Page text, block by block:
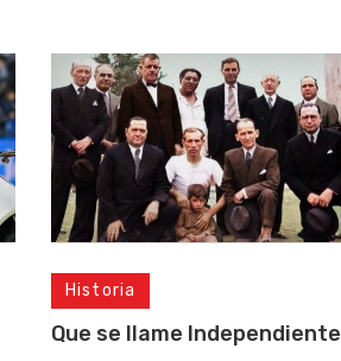
Historia
Que se llame Independiente